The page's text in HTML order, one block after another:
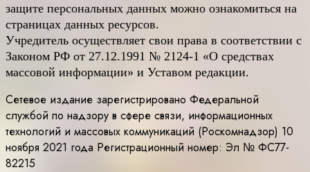
защите персональных данных можно ознакомиться на
страницах данных ресурсов.
Учредитель осуществляет свои права в соответствии с
Законом РФ от 27.12.1991 № 2124-1 «О средствах
массовой информации» и Уставом редакции.
Сетевое издание зарегистрировано Федеральной
службой по надзору в сфере связи, информационных
технологий и массовых коммуникаций (Роскомнадзор) 10
ноября 2021 года Регистрационный номер: Эл № ФС77-
82215